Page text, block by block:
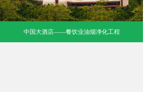
中国大酒店——餐饮业油烟净化工程